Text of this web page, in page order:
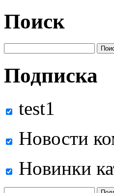
Поиск
Подписка
test1
Новости
Новинки